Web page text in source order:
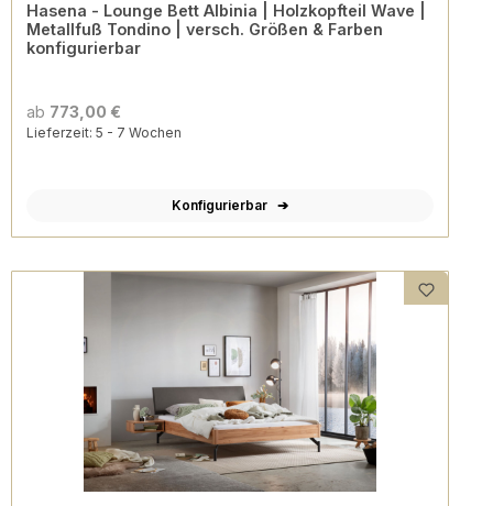
Hasena - Lounge Bett Albinia | Holzkopfteil Wave |
Metallfuß Tondino | versch. Größen & Farben
konfigurierbar
ab 773,00 €
Lieferzeit: 5 - 7 Wochen
Konfigurierbar